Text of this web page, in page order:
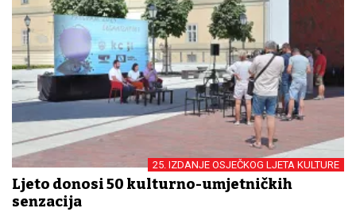
25. IZDANJE OSJEČKOG LJETA KULTURE
Ljeto donosi 50 kulturno-umjetničkih
senzacija